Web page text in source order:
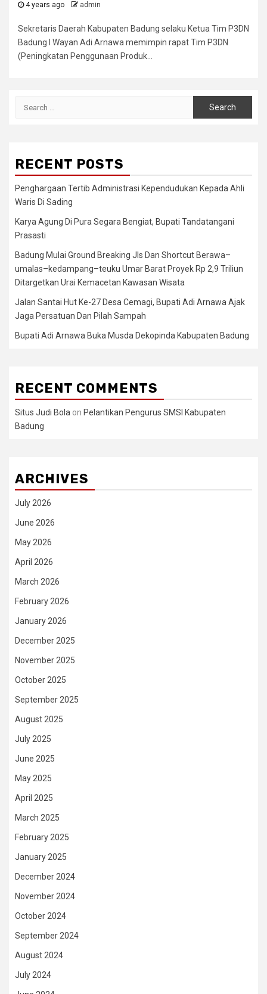
4 years ago admin
Sekretaris Daerah Kabupaten Badung selaku Ketua Tim P3DN
Badung I Wayan Adi Arnawa memimpin rapat Tim P3DN
(Peningkatan Penggunaan Produk...
RECENT POSTS
Penghargaan Tertib Administrasi Kependudukan Kepada Ahli
Waris Di Sading
Karya Agung Di Pura Segara Bengiat, Bupati Tandatangani
Prasasti
Badung Mulai Ground Breaking Jls Dan Shortcut Berawa–
umalas–kedampang–teuku Umar Barat Proyek Rp 2,9 Triliun
Ditargetkan Urai Kemacetan Kawasan Wisata
Jalan Santai Hut Ke-27 Desa Cemagi, Bupati Adi Arnawa Ajak
Jaga Persatuan Dan Pilah Sampah
Bupati Adi Arnawa Buka Musda Dekopinda Kabupaten Badung
RECENT COMMENTS
Situs Judi Bola on Pelantikan Pengurus SMSI Kabupaten
Badung
ARCHIVES
July 2026
June 2026
May 2026
April 2026
March 2026
February 2026
January 2026
December 2025
November 2025
October 2025
September 2025
August 2025
July 2025
June 2025
May 2025
April 2025
March 2025
February 2025
January 2025
December 2024
November 2024
October 2024
September 2024
August 2024
July 2024